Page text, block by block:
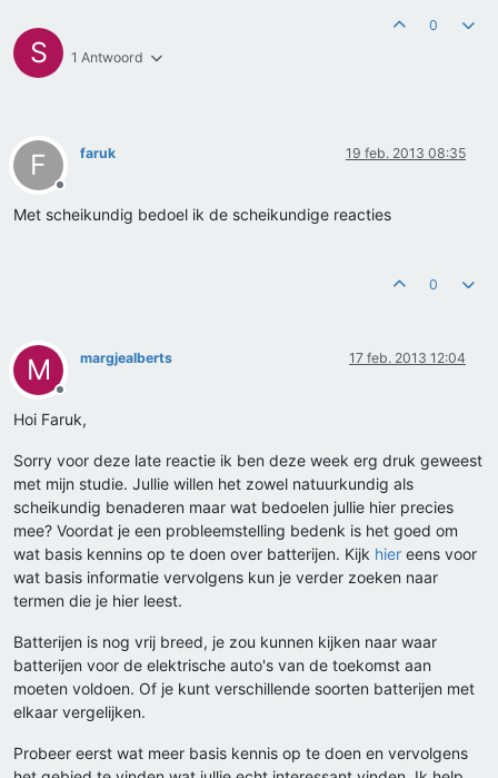
S 1 Antwoord
0
F
Offline
faruk 19 feb. 2013 08:35
Met scheikundig bedoel ik de scheikundige reacties
0
M
Offline
margjealberts 17 feb. 2013 12:04
Hoi Faruk,
Sorry voor deze late reactie ik ben deze week erg druk geweest
met mijn studie. Jullie willen het zowel natuurkundig als
scheikundig benaderen maar wat bedoelen jullie hier precies
mee? Voordat je een probleemstelling bedenk is het goed om
wat basis kennins op te doen over batterijen. Kijk hier eens voor
wat basis informatie vervolgens kun je verder zoeken naar
termen die je hier leest.
Batterijen is nog vrij breed, je zou kunnen kijken naar waar
batterijen voor de elektrische auto's van de toekomst aan
moeten voldoen. Of je kunt verschillende soorten batterijen met
elkaar vergelijken.
Probeer eerst wat meer basis kennis op te doen en vervolgens